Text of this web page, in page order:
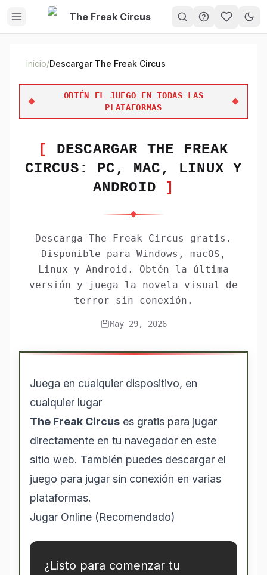
The Freak Circus
My
Inicio/Descargar The Freak Circus
OBTÉN EL JUEGO EN TODAS LAS
PLATAFORMAS
[ DESCARGAR THE FREAK
CIRCUS: PC, MAC, LINUX Y
ANDROID ]
Descarga The Freak Circus gratis.
Disponible para Windows, macOS,
Linux y Android. Obtén la última
versión y juega la novela visual de
terror sin conexión.
May 29, 2026
Juega en cualquier dispositivo, en
cualquier lugar
The Freak Circus es gratis para jugar
directamente en tu navegador en este
sitio web. También puedes descargar el
juego para jugar sin conexión en varias
plataformas.
Jugar Online (Recomendado)
¿Listo para comenzar tu